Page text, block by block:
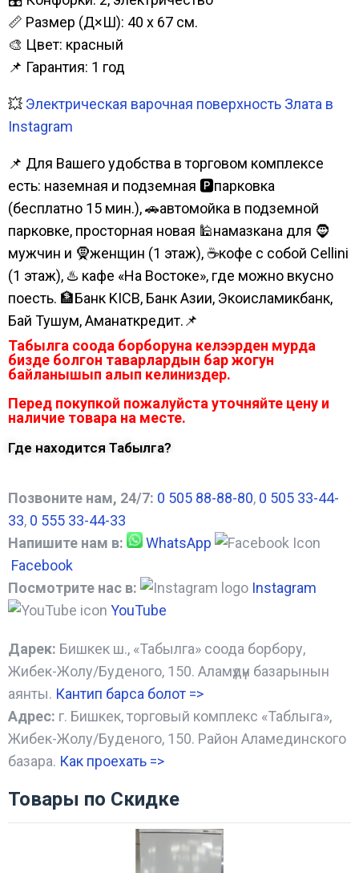
📏 Размер (Д×Ш): 40 х 67 см.
🎨 Цвет: красный
📌 Гарантия: 1 год
💥 Электрическая варочная поверхность Злата в
Instagram
📌 Для Вашего удобства в торговом комплексе
есть: наземная и подземная 🅿парковка
(бесплатно 15 мин.), 🚗автомойка в подземной
парковке, просторная новая 🕌намазкана для 🧔
мужчин и 🧕женщин (1 этаж), ☕кофе с собой Cellini
(1 этаж), ♨️ кафе «На Востоке», где можно вкусно
поесть. 🏦Банк KICB, Банк Азии, Экоисламикбанк,
Бай Тушум, Аманаткредит.📌
Табылга соода борборуна келээрден мурда
бизде болгон таварлардын бар жогун
байланышып алып келиниздер.
Перед покупкой пожалуйста уточняйте цену и
наличие товара на месте.
Где находится Табылга?
Позвоните нам, 24/7: 0 505 88-88-80, 0 505 33-44-
33, 0 555 33-44-33
Напишите нам в:
WhatsApp
Facebook
Посмотрите нас в:
Instagram
YouTube
Дарек: Бишкек ш., «Табылга» соода борбору,
Жибек-Жолу/Буденого, 150. Аламүдүн базарынын
аянты. Кантип барса болот =>
Адрес: г. Бишкек, торговый комплекс «Таблыга»,
Жибек-Жолу/Буденого, 150. Район Аламединского
базара. Как проехать =>
Товары по Скидке